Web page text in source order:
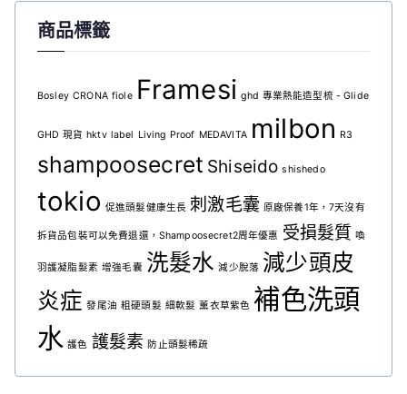
商品標籤
Bosley CRONA fiole Framesi ghd 專業熱能造型梳 - Glide
GHD 現貨 hktv label Living Proof MEDAVITA milbon R3
shampoosecret Shiseido shishedo
tokio 促進頭髮健康生長 刺激毛囊 原廠保養1年，7天沒有
拆貨品包裝可以免費退還，Shampoosecret2周年優惠 受損髮質 喚
羽護凝脂髮素 增強毛囊 洗髮水 減少脫落 減少頭皮
炎症 發尾油 粗硬頭髮 細軟髮 薰衣草紫色 補色洗頭
水 護色 護髮素 防止頭髮稀疏